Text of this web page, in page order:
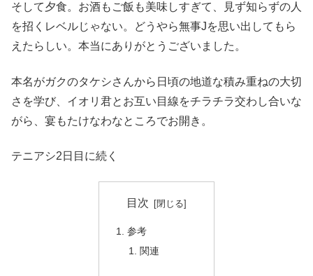
そして夕食。お酒もご飯も美味しすぎて、見ず知らずの人
を招くレベルじゃない。どうやら無事Jを思い出してもら
えたらしい。本当にありがとうございました。
本名がガクのタケシさんから日頃の地道な積み重ねの大切
さを学び、イオリ君とお互い目線をチラチラ交わし合いな
がら、宴もたけなわなところでお開き。
テニアシ2日目に続く
目次
参考
関連